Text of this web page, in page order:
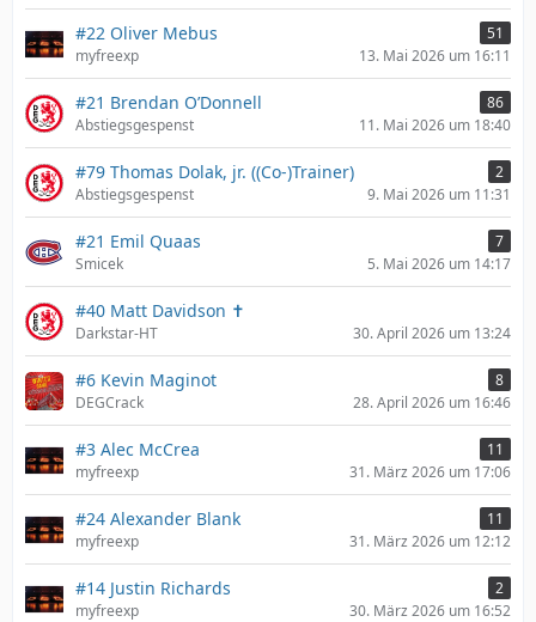
#22 Oliver Mebus
51
myfreexp
13. Mai 2026 um 16:11
#21 Brendan O’Donnell
86
Abstiegsgespenst
11. Mai 2026 um 18:40
#79 Thomas Dolak, jr. ((Co-)Trainer)
2
Abstiegsgespenst
9. Mai 2026 um 11:31
#21 Emil Quaas
7
Smicek
5. Mai 2026 um 14:17
#40 Matt Davidson ✝
Darkstar-HT 30. April 2026 um 13:24
#6 Kevin Maginot
8
DEGCrack
28. April 2026 um 16:46
#3 Alec McCrea
11
myfreexp
31. März 2026 um 17:06
#24 Alexander Blank
11
myfreexp
31. März 2026 um 12:12
#14 Justin Richards
2
myfreexp
30. März 2026 um 16:52